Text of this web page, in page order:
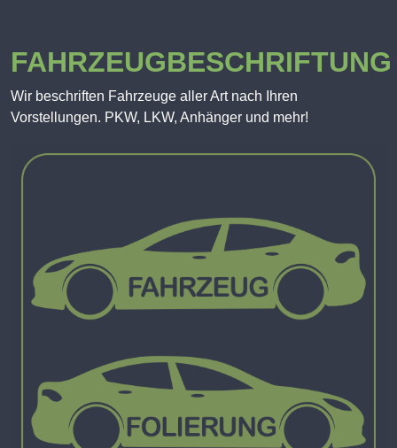
FAHRZEUGBESCHRIFTUNG
Wir beschriften Fahrzeuge aller Art nach Ihren
Vorstellungen. PKW, LKW, Anhänger und mehr!